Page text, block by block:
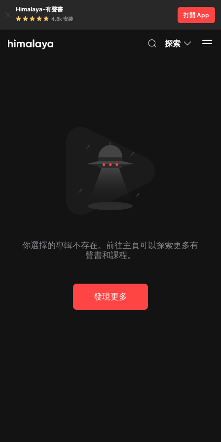
Himalaya-有聲書
4.8k 安裝
打開 App
探索
你選擇的專輯不存在。前往主頁可以探索更多有
聲書和課程。
發現更多